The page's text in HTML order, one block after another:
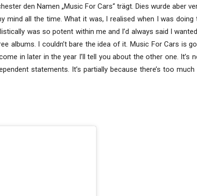
den Namen „Music For Cars“ trägt. Dies wurde aber
mind all the time. What it was, I realised when I was
was so potent within me and I’d always said I
albums. I couldn’t bare the idea of it. Music For Cars is
in later in the year I’ll tell you about the other one. It’s
statements. It’s partially because there’s too